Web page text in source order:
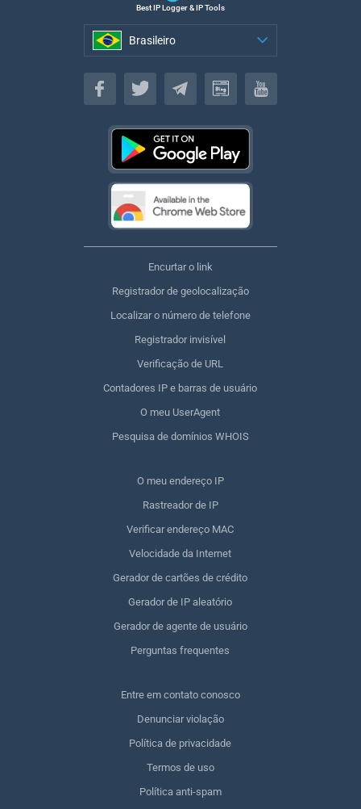
Best IP Logger & IP Tools
Brasileiro
Brasileiro
Encurtar o link
Registrador de geolocalização
Localizar o número de telefone
Registrador invisível
Verificação de URL
Contadores IP e barras de usuário
O meu UserAgent
Pesquisa de domínios WHOIS
O meu endereço IP
Rastreador de IP
Verificar endereço MAC
Velocidade da Internet
Gerador de cartões de crédito
Gerador de IP aleatório
Gerador de agente de usuário
Perguntas frequentes
Entre em contato conosco
Denunciar violação
Política de privacidade
Termos de uso
Política anti-spam